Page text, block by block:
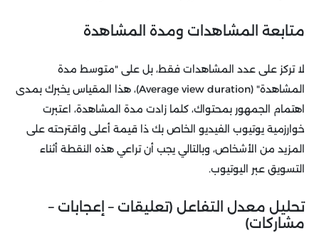
متابعة المشاهدات ومدة المشاهدة
لا تركز على عدد المشاهدات فقط، بل على "متوسط مدة
المشاهدة" (Average view duration)، هذا المقياس يخبرك بمدى
اهتمام الجمهور بمحتواك، كلما زادت مدة المشاهدة، اعتبرت
خوارزمية يوتيوب الفيديو الخاص بك ذا قيمة أعلى واقترحته على
المزيد من الأشخاص، وبالتالي يجب أن تراعي هذه النقطة أثناء
التسويق عبر اليوتيوب.
تحليل معدل التفاعل (تعليقات – إعجابات –
مشاركات)